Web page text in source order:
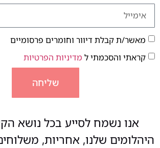
מאשר/ת קבלת דיוור וחומרים פרסומיים
קראתי והסכמתי ל מדיניות הפרטיות
שליחה
אנו נשמח לסייע בכל נושא
היהלומים שלנו, אחריות,